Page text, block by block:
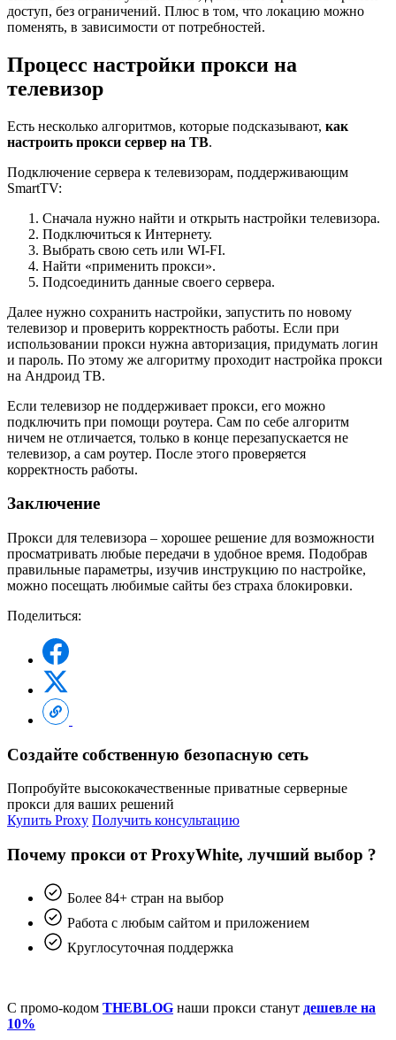
доступ, без ограничений. Плюс в том, что локацию можно
поменять, в зависимости от потребностей.
Процесс настройки прокси на
телевизор
Есть несколько алгоритмов, которые подсказывают, как
настроить прокси сервер на ТВ.
Подключение сервера к телевизорам, поддерживающим
SmartTV:
Сначала нужно найти и открыть настройки телевизора.
Подключиться к Интернету.
Выбрать свою сеть или WI-FI.
Найти «применить прокси».
Подсоединить данные своего сервера.
Далее нужно сохранить настройки, запустить по новому
телевизор и проверить корректность работы. Если при
использовании прокси нужна авторизация, придумать логин
и пароль. По этому же алгоритму проходит настройка прокси
на Андроид ТВ.
Если телевизор не поддерживает прокси, его можно
подключить при помощи роутера. Сам по себе алгоритм
ничем не отличается, только в конце перезапускается не
телевизор, а сам роутер. После этого проверяется
корректность работы.
Заключение
Прокси для телевизора – хорошее решение для возможности
просматривать любые передачи в удобное время. Подобрав
правильные параметры, изучив инструкцию по настройке,
можно посещать любимые сайты без страха блокировки.
Поделиться:
Создайте собственную безопасную сеть
Попробуйте высококачественные приватные серверные
прокси для ваших решений
Купить Proxy Получить консультацию
Почему прокси от ProxyWhite, лучший выбор ?
Более 84+ стран на выбор
Работа с любым сайтом и приложением
Круглосуточная поддержка
С промо-кодом THEBLOG наши прокси станут дешевле на
10%